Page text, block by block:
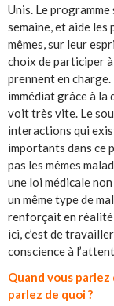
Unis. Le
semaine, et aide
mêmes, sur leur
choix de participer
prennent en
immédiat grâce à la
voit très vite. Le
interactions qui
importants dans ce
pas les mêmes
une loi médicale
un même type de
renforçait en réalité
ici, c’est de
conscience à
Quand vous parlez
parlez de quoi ?